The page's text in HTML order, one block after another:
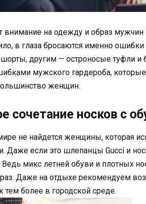
на одежду и образ
в глаза бросаются именно
другим — остроносые туфли и
мужского гардероба,
женщин.
сочетание носков с
не найдется женщины, которая
Даже если это шлепанцы Gucci и
микс летней обуви и плотных
Даже на отдыхе рекомендуем
тем более в городской среде.